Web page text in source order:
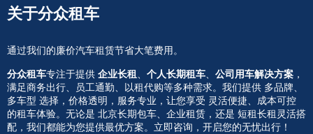
关于分众租车
通过我们的廉价汽车租赁节省大笔费用。
分众租车专注于提供 企业长租 个人长期租车 公司用车解决方案 ，
满足商务出行、员工通勤、以租代购等多种需求。我们提供 多品牌、
多车型 选择，价格透明，服务专业，让您享受 灵活便捷、成本可控
的租车体验。无论是 北京长期包车、企业租赁，还是 短租长租灵活搭
配，我们都能为您提供最优方案。立即咨询，开启您的无忧出行！